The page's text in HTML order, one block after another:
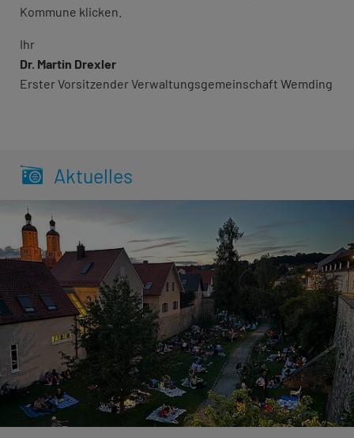
Kommune klicken.
Ihr
Dr. Martin Drexler
Erster Vorsitzender Verwaltungsgemeinschaft Wemding
Aktuelles